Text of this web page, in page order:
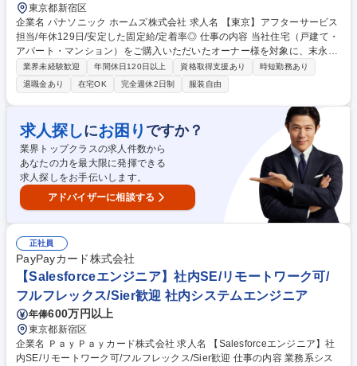
東京都新宿区
企業名 パナソニック ホームズ株式会社 求人名 【東京】アフターサービス
担当/年休129日/安定した固定給/定着率◎ 仕事の内容 当社住宅（戸建て・
アパート・マンション）をご購入いただいたオーナー様を対象に、末永く
安心してお住まいいただくためのアフターサービス業務全般を担当してい
ただきます。 ■技術を活かした「住まいの資産価値」の維持・向上：専門
知識を活かし、経年変化に応じた最適なメンテナンス計画をオーナー様に
共有 ■自身の裁量で進めるアフターサービス：新築引き渡し後の設備機器
の正しい使い方説明/建具の調整といった日常の「お困りごと」に対応 ■最
新AI「P-GAIROS」が技術判断をサポート：顧客データ/生成AIを組み合わ
せた独自システム「訪問対応支援システム P-GAIROS」を活用できます。
募集職種 【東京】アフターサービス担当/年休129日/安定した固定給/定着
率◎
業界未経験歓迎 年間休日120日以上 資格取得支援あり
時短勤務あり
退職金あり
在宅OK 完全週休2日制 服装自由
求人探しにお困り ですか？
業界トップクラスの求人件数から
あなたの力を最大限に発揮できる
求人探しをお手伝いします。
アドバイザーに相談する
正社員
PayPayカード株式会社
【Salesforceエンジニア】社内SE/リモートワーク可/
フルフレックス/Sier歓迎 社内システムエンジニア
年俸600万円以上
東京都新宿区
企業名 ＰａｙＰａｙカード株式会社 求人名 【Salesforceエンジニア】社
内SE/リモートワーク可/フルフレックス/Sier歓迎 仕事の内容 業務系シス